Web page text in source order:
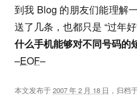
到我 Blog 的朋友们能理解
送了几条，也都只是 “过年好
什么手机能够对不同号码的
–EOF–
本文发布于2007 年 2 月 18 日 ，归档